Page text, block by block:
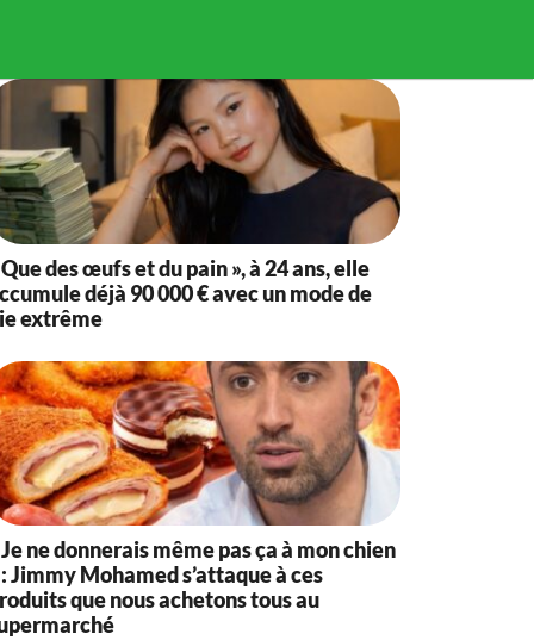
des œufs et du pain », à 24 ans, elle
déjà 90 000 € avec un mode de
extrême
ne donnerais même pas ça à mon chien
Jimmy Mohamed s’attaque à ces
que nous achetons tous au